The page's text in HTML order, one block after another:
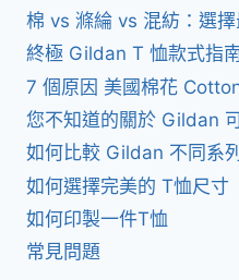
棉 vs 滌綸 vs 混紡：選
終極 Gildan T 恤款式指
7 個原因 美國棉花
您不知道的關於 Gildan
如何比較 Gildan 不同系
如何選擇完美的 T恤尺寸
如何印製一件T恤
常見問題